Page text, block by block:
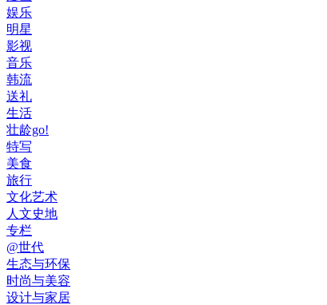
娱乐
明星
影视
音乐
韩流
送礼
生活
壮龄go!
特写
美食
旅行
文化艺术
人文史地
专栏
@世代
生态与环保
时尚与美容
设计与家居